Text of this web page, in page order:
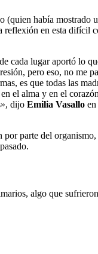
(quien había mostrado
en esta difícil
cada lugar aportó lo
pero eso, no me
es que todas las
el alma y en el
dijo Emilia Vasallo
parte del
algo que